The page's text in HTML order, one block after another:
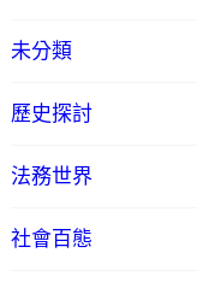
未分類
歷史探討
法務世界
社會百態